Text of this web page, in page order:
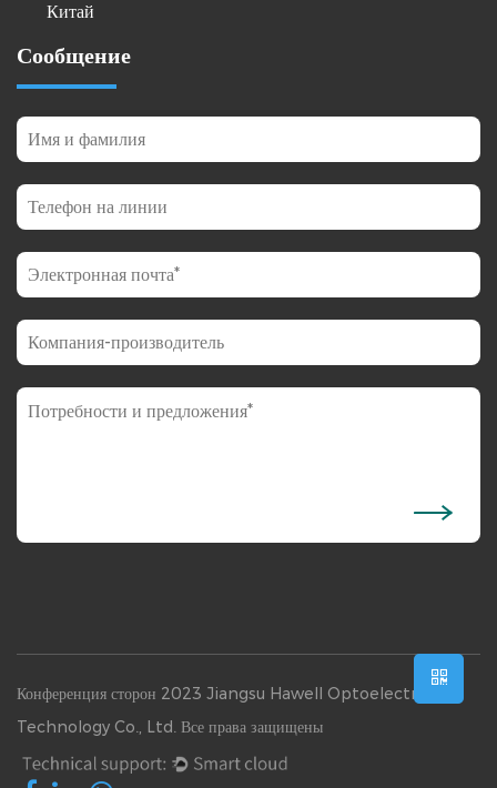
Китай
Сообщение
Конференция сторон 2023 Jiangsu Hawell Optoelectronic
Technology Co., Ltd. Все права защищены